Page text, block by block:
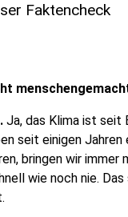
Faktencheck
Ja, das Klima ist seit
seit einigen Jahren
bringen wir immer
wie noch nie.